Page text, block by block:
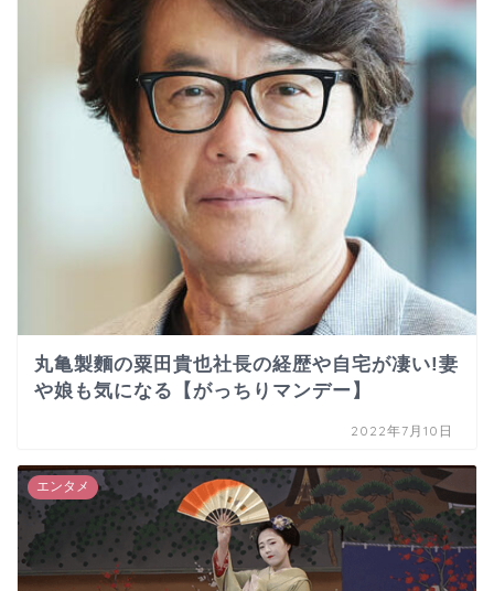
丸亀製麵の粟田貴也社長の経歴や自宅が凄い!妻
や娘も気になる【がっちりマンデー】
2022年7月10日
エンタメ